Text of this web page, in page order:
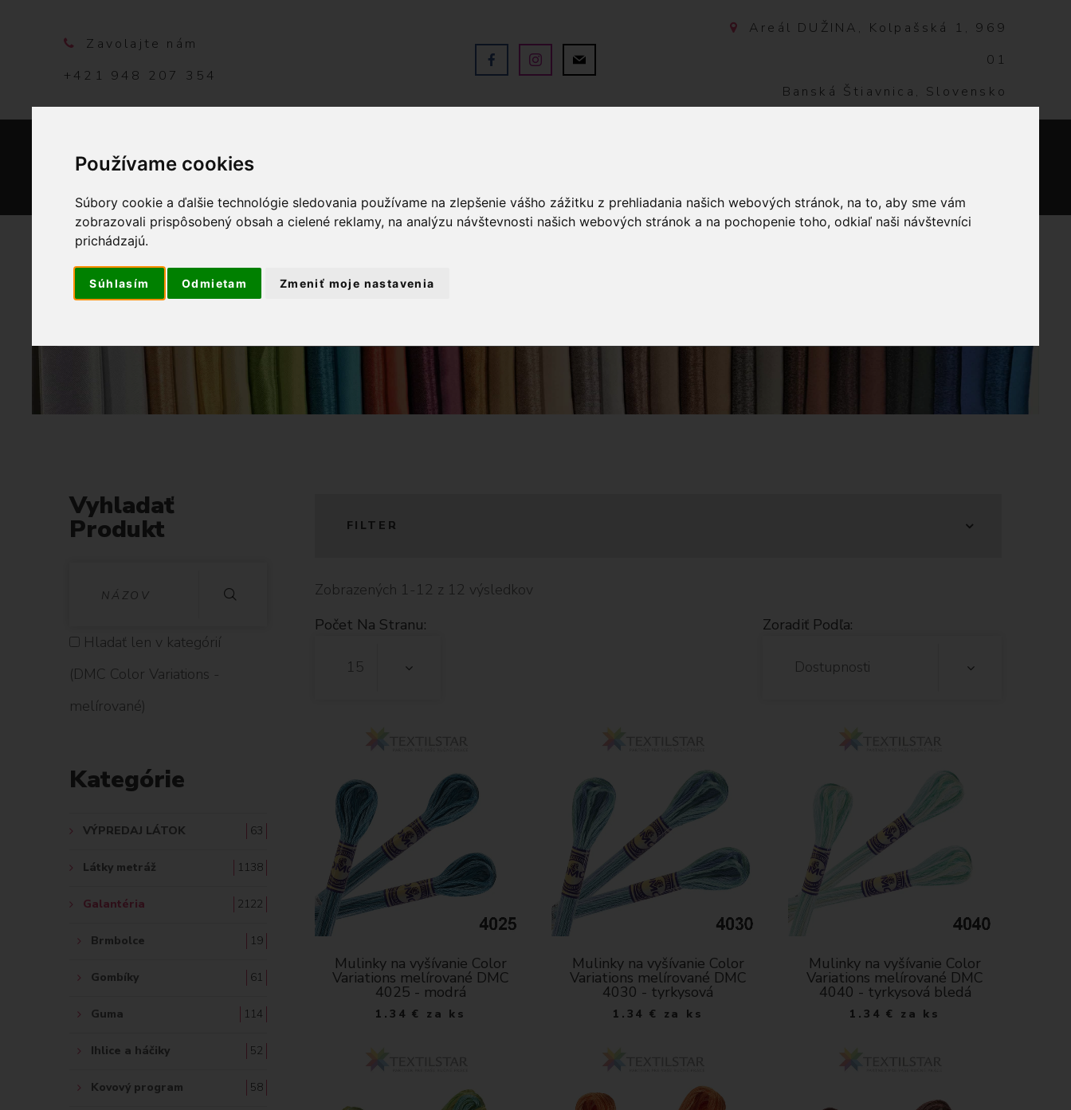
Používame cookies
Súbory cookie a ďalšie technológie sledovania používame na zlepšenie vášho zážitku z prehliadania našich webových stránok, na to, aby sme vám
zobrazovali prispôsobený obsah a cielené reklamy, na analýzu návštevnosti našich webových stránok a na pochopenie toho, odkiaľ naši návštevníci
prichádzajú.
Súhlasím Odmietam Zmeniť moje nastavenia
Zavolajte nám
+421 948 207 354
Areál DUŽINA, Kolpašská 1, 969
01
Banská Štiavnica, Slovensko
D
C
C
o
l
o
o
n
s
OBCHOD
FILTER
Zobrazených 1-12 z 12 výsledkov
Počet Na Stranu:
15
Zoradiť Podľa:
Dostupnosti
Mulinky na vyšívanie Color
Variations melírované DMC
4025 - modrá
1.34 € za ks
Mulinky na vyšívanie Color
Variations melírované DMC
4030 - tyrkysová
1.34 € za ks
Mulinky na vyšívanie Color
Variations melírované DMC
4040 - tyrkysová bledá
1.34 € za ks
Vyhladať
Produkt
H
L
A
A
:
Hladať len v kategórií
(DMC Color Variations -
melírované)
Kategórie
VÝPREDAJ LÁTOK 63
Látky metráž 1138
Galantéria 2122
Brmbolce 19
Gombíky 61
Guma 114
Ihlice a háčiky 52
Kovový program 58